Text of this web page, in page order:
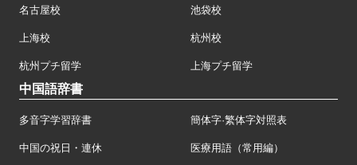
名古屋校 池袋校
上海校 杭州校
杭州プチ留学 上海プチ留学
中国語辞書
多音字学習辞書 簡体字·繁体字対照表
中国の祝日・連休 医療用語（常用編）